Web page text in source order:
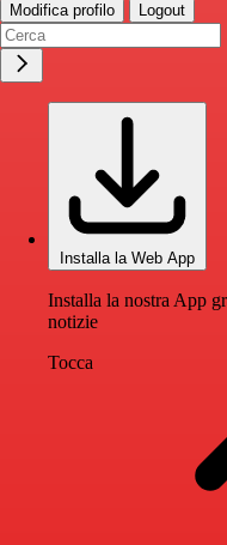
Modifica profilo Logout
Installa la Web App
Installa la nostra App
notizie
Tocca